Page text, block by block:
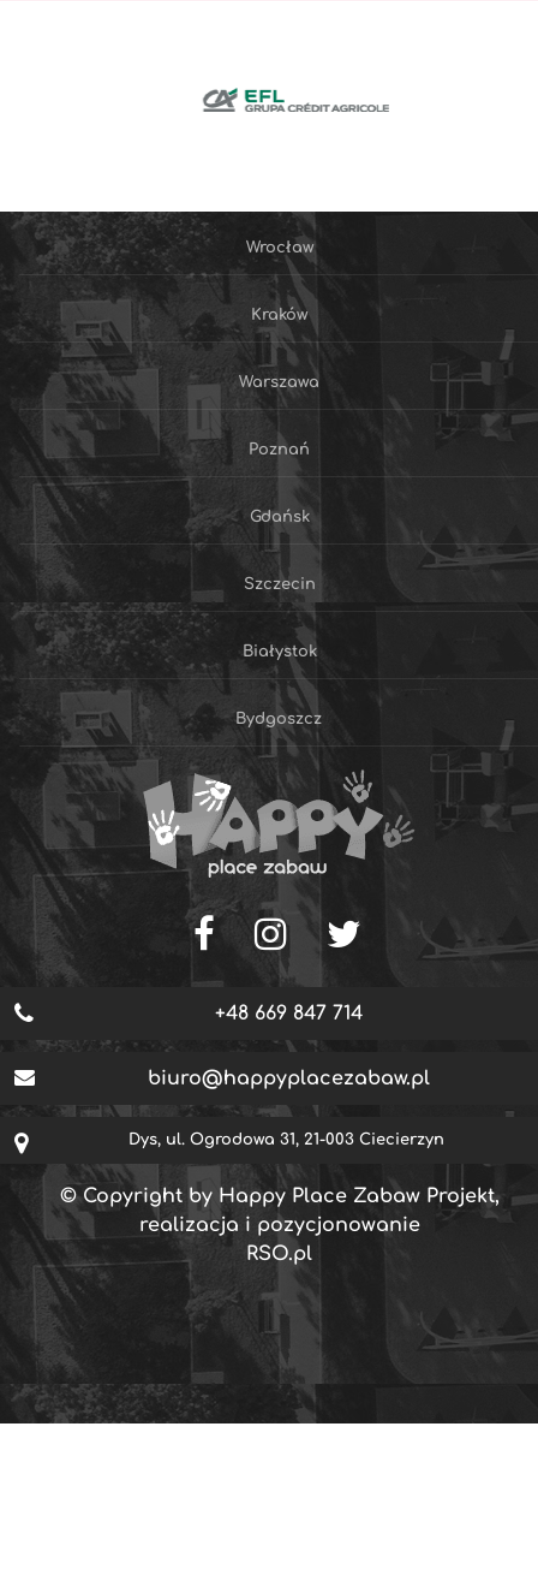
Wrocław
Kraków
Warszawa
Poznań
Gdańsk
Szczecin
Białystok
Bydgoszcz
+48 669 847 714
biuro@happyplacezabaw.pl
Dys, ul. Ogrodowa 31, 21-003 Ciecierzyn
© Copyright by Happy Place Zabaw Projekt,
realizacja i pozycjonowanie
RSO.pl